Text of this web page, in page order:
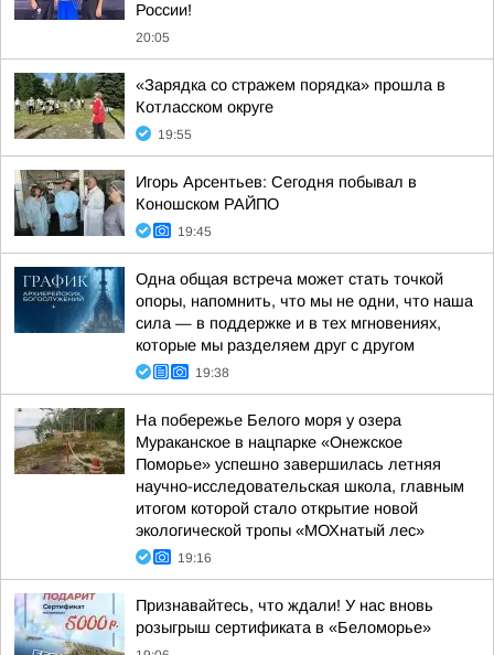
России!
20:05
«Зарядка со стражем порядка» прошла в
Котласском округе
19:55
Игорь Арсентьев: Сегодня побывал в
Коношском РАЙПО
19:45
Одна общая встреча может стать точкой
опоры, напомнить, что мы не одни, что наша
сила — в поддержке и в тех мгновениях,
которые мы разделяем друг с другом
19:38
На побережье Белого моря у озера
Мураканское в нацпарке «Онежское
Поморье» успешно завершилась летняя
научно-исследовательская школа, главным
итогом которой стало открытие новой
экологической тропы «МОХнатый лес»
19:16
Признавайтесь, что ждали! У нас вновь
розыгрыш сертификата в «Беломорье»